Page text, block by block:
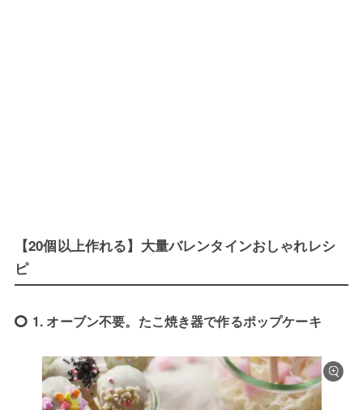
【20個以上作れる】大量バレンタインおしゃれレシ
ピ
1. オーブン不要。たこ焼き器で作るポップケーキ